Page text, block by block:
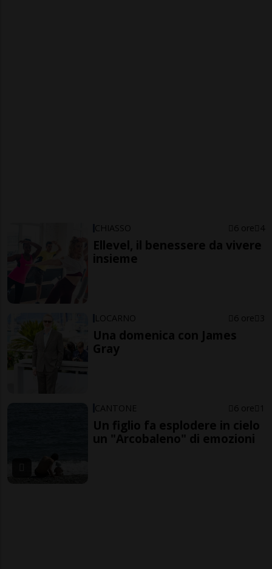
CHIASSO 6 ore 4
Ellevel, il benessere da vivere
insieme
LOCARNO 6 ore 3
Una domenica con James
Gray
CANTONE 6 ore 1
Un figlio fa esplodere in cielo
un "Arcobaleno" di emozioni